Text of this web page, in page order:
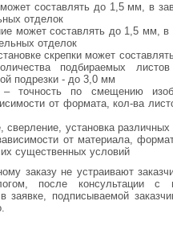
составлять до 1,5 мм, в
отделок
может составлять до 1,5 мм, в
отделок
скрепки может
подбираемых
подрезки - до 3,0 мм
точность по смещению
от формата, кол-ва
установка
от материала,
существенных условий
заказу не устраивают
после консультации с
заявке, подписываемой